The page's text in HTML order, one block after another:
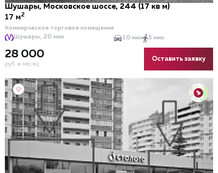
Шушары, Московское шоссе, 244 (17 кв м)
Коммерческое торговое помещение
Шушары, 20 мин
10 мин 5 мин
28 000
руб. в месяц
17 м2
Оставить заявку